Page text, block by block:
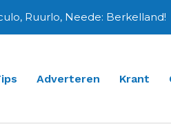
Ruurlo, Neede: Berkelland!
Adverteren Krant